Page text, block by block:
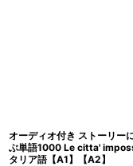
オーディオ付き ストーリー
ぶ単語1000 Le citta'
タリア語【A1】【A2】